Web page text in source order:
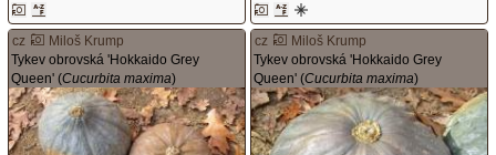
cz
Miloš Krump
Tykev obrovská 'Hokkaido Grey
Queen' (Cucurbita maxima)
cz
Miloš Krump
Tykev obrovská 'Hokkaido Grey
Queen' (Cucurbita maxima)